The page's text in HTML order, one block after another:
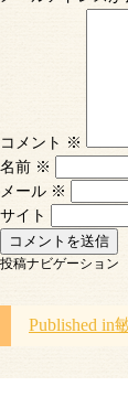
コメント ※
名前 ※
メール ※
サイト
投稿ナビゲーション
Published in